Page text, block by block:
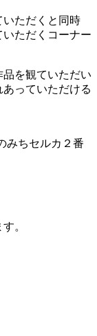
いただくと同時
ただくコーナー
品を観ていただい
っていただける
ちセルカ２番
。